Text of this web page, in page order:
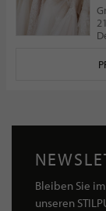
Bleiben Sie
unseren